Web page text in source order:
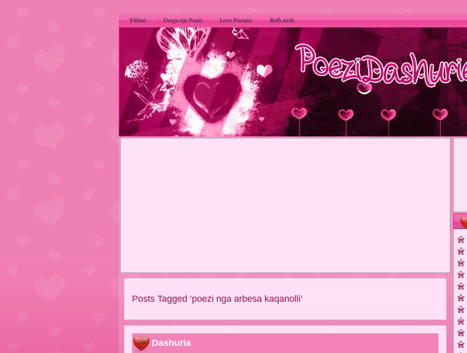
Fillimi Dergo nje Poezi Love Poeams Reth nesh
Posts Tagged ‘poezi nga arbesa kaqanolli’
Dashuria